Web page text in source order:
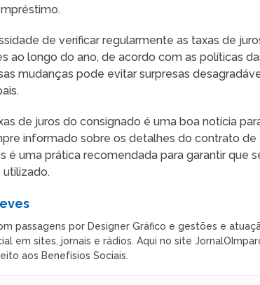
de verificar regularmente as taxas de
ao longo do ano, de acordo com as políticas
mudanças pode evitar surpresas
de juros do consignado é uma boa notícia
informado sobre os detalhes do contrato de
é uma prática recomendada para garantir que
passagens por Designer Gráfico e gestões e
em sites, jornais e rádios. Aqui no site
aos Benefísios Sociais.